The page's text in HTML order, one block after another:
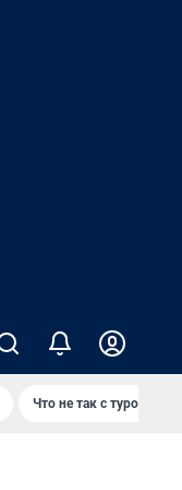
Что не так с туром на